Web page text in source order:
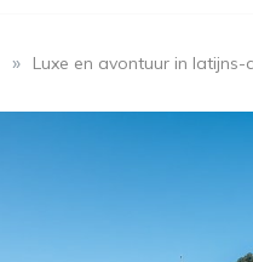
» Luxe en avontuur in